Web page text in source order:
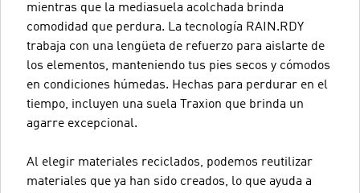
mientras que la mediasuela acolchada brinda
comodidad que perdura. La tecnología RAIN.RDY
trabaja con una lengüeta de refuerzo para aislarte de
los elementos, manteniendo tus pies secos y cómodos
en condiciones húmedas. Hechas para perdurar en el
tiempo, incluyen una suela Traxion que brinda un
agarre excepcional.
Al elegir materiales reciclados, podemos reutilizar
materiales que ya han sido creados, lo que ayuda a